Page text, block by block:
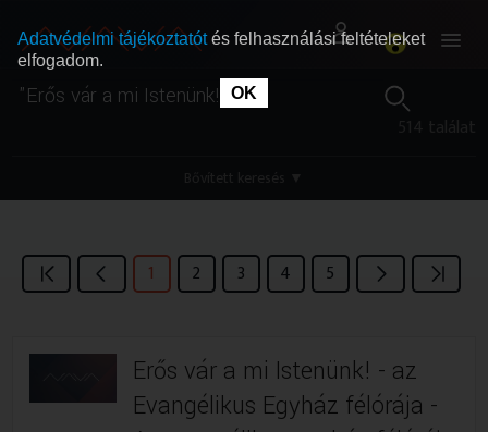
SEGÍTHETÜNK?
SEGÍTHETÜNK?
1 2 3 4 5
Erős vár a mi Istenünk! - az
Evangélikus Egyház félórája -
Adatvédelmi tájékoztatótés felhasználási feltételeket
elfogadom.
OK